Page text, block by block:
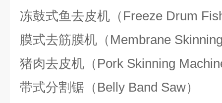
冻鼓式鱼去皮机（ Freeze Drum
膜式去筋膜机（ Membrane
猪肉去皮机（ Pork Skinning
带式分割锯（ Belly Band Saw）